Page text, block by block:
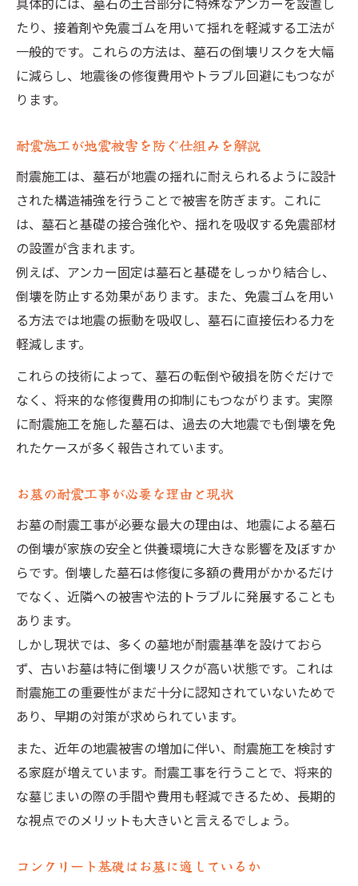
たり、接着剤や免震ゴムを用いて揺れを軽減する工法が
一般的です。これらの方法は、墓石の倒壊リスクを大幅
に減らし、地震後の修復費用やトラブル回避にもつなが
ります。
耐震施工が地震被害を防ぐ仕組みを解説
耐震施工は、墓石が地震の揺れに耐えられるように設計
された構造補強を行うことで被害を防ぎます。これに
は、墓石と基礎の接合強化や、揺れを吸収する免震部材
の設置が含まれます。
例えば、アンカー固定は墓石と基礎をしっかり結合し、
倒壊を防止する効果があります。また、免震ゴムを用い
る方法では地震の振動を吸収し、墓石に直接伝わる力を
軽減します。
これらの技術によって、墓石の転倒や破損を防ぐだけで
なく、将来的な修復費用の抑制にもつながります。実際
に耐震施工を施した墓石は、過去の大地震でも倒壊を免
れたケースが多く報告されています。
お墓の耐震工事が必要な理由と現状
お墓の耐震工事が必要な最大の理由は、地震による墓石
の倒壊が家族の安全と供養環境に大きな影響を及ぼすか
らです。倒壊した墓石は修復に多額の費用がかかるだけ
でなく、近隣への被害や法的トラブルに発展することも
あります。
しかし現状では、多くの墓地が耐震基準を設けておら
ず、古いお墓は特に倒壊リスクが高い状態です。これは
耐震施工の重要性がまだ十分に認知されていないためで
あり、早期の対策が求められています。
また、近年の地震被害の増加に伴い、耐震施工を検討す
る家庭が増えています。耐震工事を行うことで、将来的
な墓じまいの際の手間や費用も軽減できるため、長期的
な視点でのメリットも大きいと言えるでしょう。
コンクリート基礎はお墓に適しているか